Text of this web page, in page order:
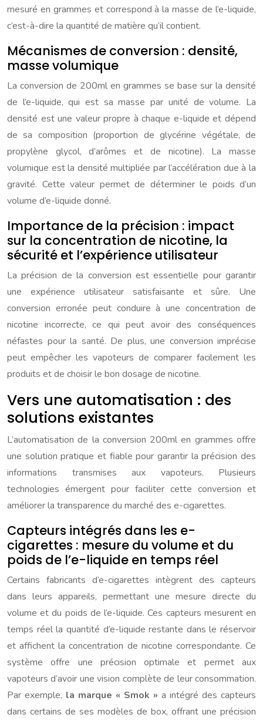
mesuré en grammes et correspond à la masse de l’e-liquide,
c’est-à-dire la quantité de matière qu’il contient.
Mécanismes de conversion : densité,
masse volumique
La conversion de 200ml en grammes se base sur la densité
de l’e-liquide, qui est sa masse par unité de volume. La
densité est une valeur propre à chaque e-liquide et dépend
de sa composition (proportion de glycérine végétale, de
propylène glycol, d’arômes et de nicotine). La masse
volumique est la densité multipliée par l’accélération due à la
gravité. Cette valeur permet de déterminer le poids d’un
volume d’e-liquide donné.
Importance de la précision : impact
sur la concentration de nicotine, la
sécurité et l’expérience utilisateur
La précision de la conversion est essentielle pour garantir
une expérience utilisateur satisfaisante et sûre. Une
conversion erronée peut conduire à une concentration de
nicotine incorrecte, ce qui peut avoir des conséquences
néfastes pour la santé. De plus, une conversion imprécise
peut empêcher les vapoteurs de comparer facilement les
produits et de choisir le bon dosage de nicotine.
Vers une automatisation : des
solutions existantes
L’automatisation de la conversion 200ml en grammes offre
une solution pratique et fiable pour garantir la précision des
informations transmises aux vapoteurs. Plusieurs
technologies émergent pour faciliter cette conversion et
améliorer la transparence du marché des e-cigarettes.
Capteurs intégrés dans les e-
cigarettes : mesure du volume et du
poids de l’e-liquide en temps réel
Certains fabricants d’e-cigarettes intègrent des capteurs
dans leurs appareils, permettant une mesure directe du
volume et du poids de l’e-liquide. Ces capteurs mesurent en
temps réel la quantité d’e-liquide restante dans le réservoir
et affichent la concentration de nicotine correspondante. Ce
système offre une précision optimale et permet aux
vapoteurs d’avoir une vision complète de leur consommation.
Par exemple, la marque « Smok » a intégré des capteurs
dans certains de ses modèles de box, offrant une précision